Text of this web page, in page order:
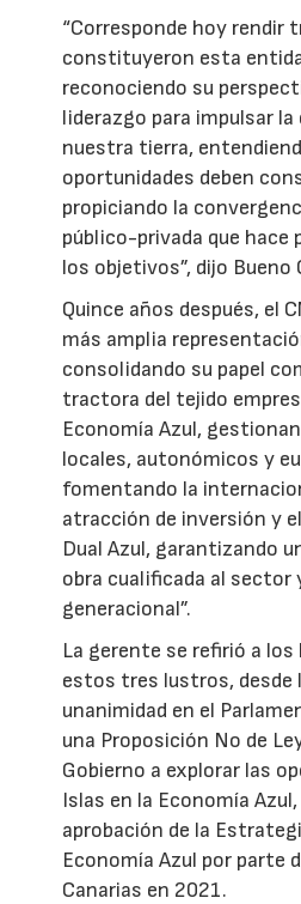
“Corresponde hoy rendir
constituyeron esta
reconociendo su
liderazgo para impulsar
nuestra tierra,
oportunidades deben
propiciando la
público-privada que hace
los objetivos”, dijo Bueno
Quince años después, el
más amplia
consolidando su papel
tractora del tejido
Economía Azul,
locales, autonómicos y
fomentando la
atracción de inversión y
Dual Azul, garantizando
obra cualificada al sector
generacional”.
La gerente se refirió a
estos tres lustros, desde
unanimidad en el
una Proposición No de
Gobierno a explorar las
Islas en la Economía
aprobación de la
Economía Azul por parte
Canarias en 2021.